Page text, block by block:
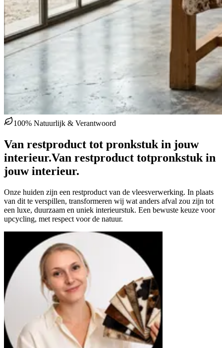
100% Natuurlijk & Verantwoord
Van restproduct tot pronkstuk in jouw
interieur.Van restproduct totpronkstuk in
jouw interieur.
Onze huiden zijn een restproduct van de vleesverwerking. In plaats
van dit te verspillen, transformeren wij wat anders afval zou zijn tot
een luxe, duurzaam en uniek interieurstuk. Een bewuste keuze voor
upcycling, met respect voor de natuur.